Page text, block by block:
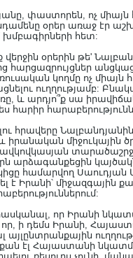
փաստորեն, ոչ
օրեր առաջ էր
հետ:
վերջին օրերին թե'
հարցազրույցներ
կողմը ոչ
ուղղությամբ:
և արդյո՞ք սա
հարիր
հրավերը
իրանական
արձագանքեցին
համարվող
է Իրանի՝ միջազգային
որ Իրանի
որ, ի դեմս Իրանի,
էլ Հայաստանի